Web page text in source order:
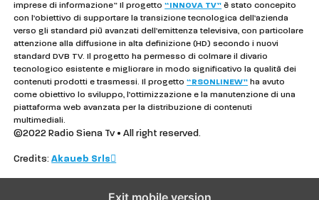
imprese di informazione” Il progetto“INNOVA TV” è stato concepito
con l’obiettivo di supportare la transizione tecnologica dell’azienda
verso gli standard più avanzati dell’emittenza televisiva, con particolare
attenzione alla diffusione in alta definizione (HD) secondo i nuovi
standard DVB TV. Il progetto ha permesso di colmare il divario
tecnologico esistente e migliorare in modo significativo la qualità dei
contenuti prodotti e trasmessi. Il progetto“RSONLINEW” ha avuto
come obiettivo lo sviluppo, l’ottimizzazione e la manutenzione di una
piattaforma web avanzata per la distribuzione di contenuti
multimediali.
©2022 Radio Siena Tv • All right reserved.
Credits:Akaueb Srls